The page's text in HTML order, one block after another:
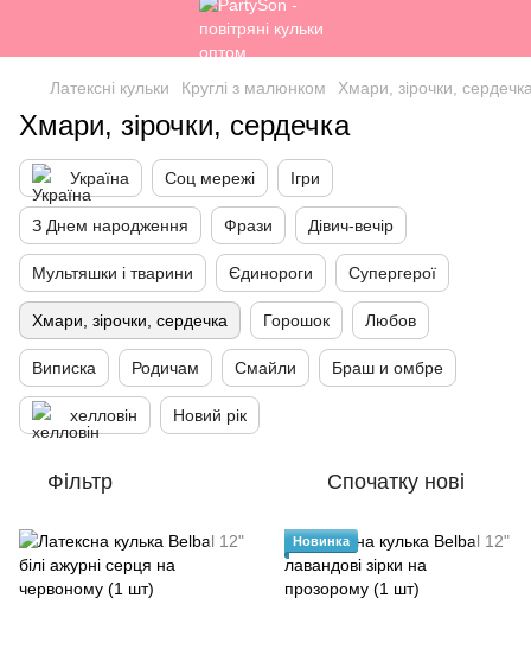
Латексні кульки Круглі з малюнком Хмари, зірочки,
Хмари, зірочки, сердечка
Україна Соц мережі Ігри
З Днем народження Фрази Дівич-вечір
Мультяшки і тварини Єдинороги Супергерої
Хмари, зірочки, сердечка Горошок Любов
Виписка Родичам Смайли Браш и омбре
хелловін Новий рік
Фільтр Спочатку нові
Новинка